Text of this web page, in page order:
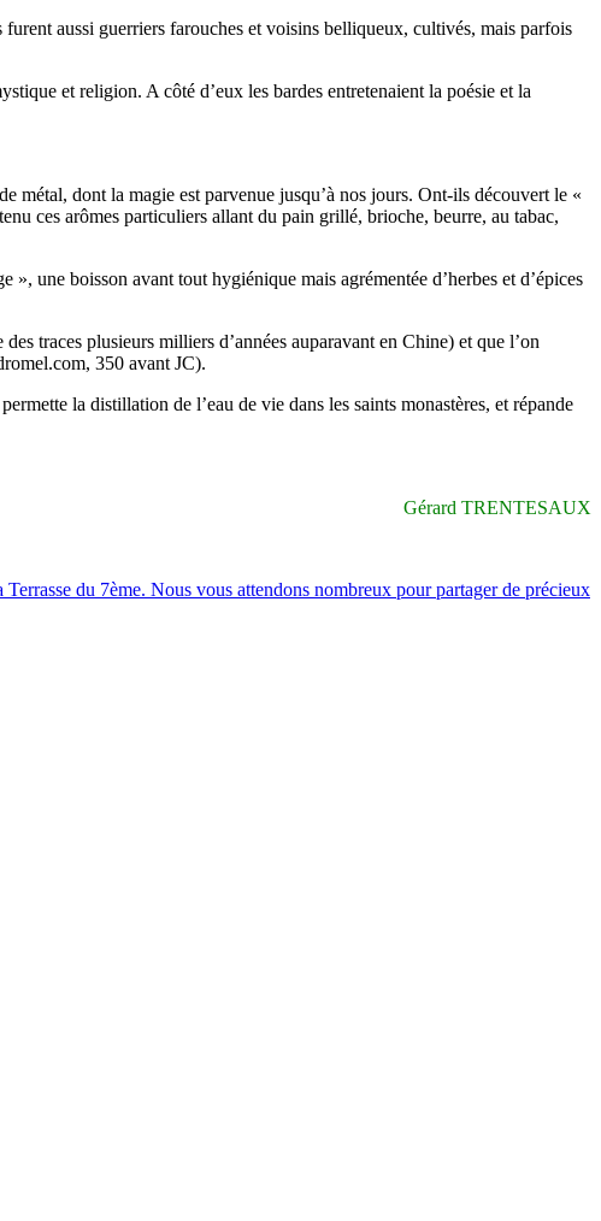
aussi guerriers farouches et voisins belliqueux, cultivés, mais parfois
et religion. A côté d’eux les bardes entretenaient la poésie et la
métal, dont la magie est parvenue jusqu’à nos jours. Ont-ils découvert le «
ces arômes particuliers allant du pain grillé, brioche, beurre, au tabac,
une boisson avant tout hygiénique mais agrémentée d’herbes et d’épices
traces plusieurs milliers d’années auparavant en Chine) et que l’on
350 avant JC).
la distillation de l’eau de vie dans les saints monastères, et répande
Gérard TRENTESAUX
du 7ème. Nous vous attendons nombreux pour partager de précieux